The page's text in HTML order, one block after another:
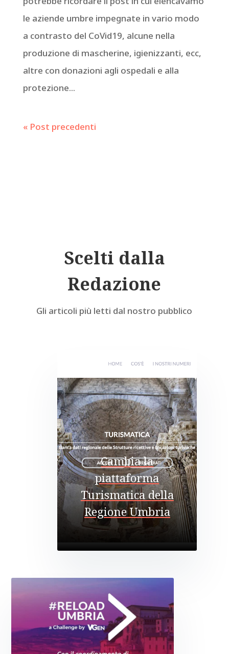
le aziende umbre impegnate in vario modo
a contrasto del CoVid19, alcune nella
produzione di mascherine, igienizzanti, ecc,
altre con donazioni agli ospedali e alla
protezione...
« Post precedenti
Scelti dalla
Redazione
Gli articoli più letti dal nostro pubblico
Cambia la
piattaforma
Turismatica della
Regione Umbria